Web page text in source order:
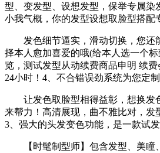
型、变发型、设想发型，保举专属染
小我气概，你的发型设想取脸型搭配
发色细节逼实，滑动切换，您还
择本人愈加喜爱的哦(给本人选一个
览，测试发型从动续费商品申明 续
24小时！4、不合错误劲系统为您定制
让发色取脸型相得益彰，想换发
来帮力！高清展现，曲不雅比对，发
3、强大的头发变色功能，是一款试发
【时髦制型师】包含发型、美瞳